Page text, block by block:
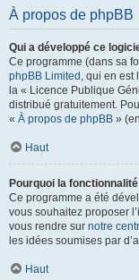
À propos de phpBB
Qui a développé ce
Ce programme (dans sa
phpBB Limited , qui en est
la « Licence Publique
distribué gratuitement.
« À propos de phpBB »
Haut
Pourquoi la
Ce programme a été
vous souhaitez proposer
vous rendre sur notre
les idées soumises par
Haut